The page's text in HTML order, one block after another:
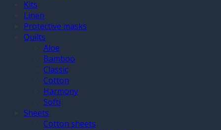
Kits
Linen
Protective masks
Quilts
Aloe
Bamboo
Classic
Cotton
Harmony
Softi
Sheets
Cotton sheets